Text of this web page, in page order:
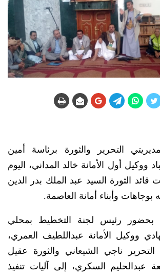
التحرير والثورة برئاسة أمين
ووكيل أول الأمانة خالد المداني، اليوم
قائد الثورة السيد عبد الملك بدر الدين
بوجاهات وأبناء أمانة العاصمة.
بحضور رئيس لجنة التخطيط بمحلي
ووكيل الأمانة عبداللطيف العمري،
التحرير ناجي الشيعاني والثورة عقيل
عبدالحليم السكري، إلى آليات تنفيذ